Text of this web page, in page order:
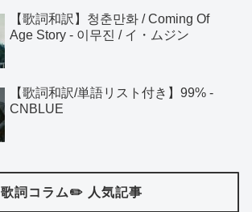
【歌詞和訳】청춘만화 / Coming Of
Age Story - 이무진 / イ・ムジン
【歌詞和訳/単語リスト付き】99% -
CNBLUE
歌詞コラム✏️ 人気記事